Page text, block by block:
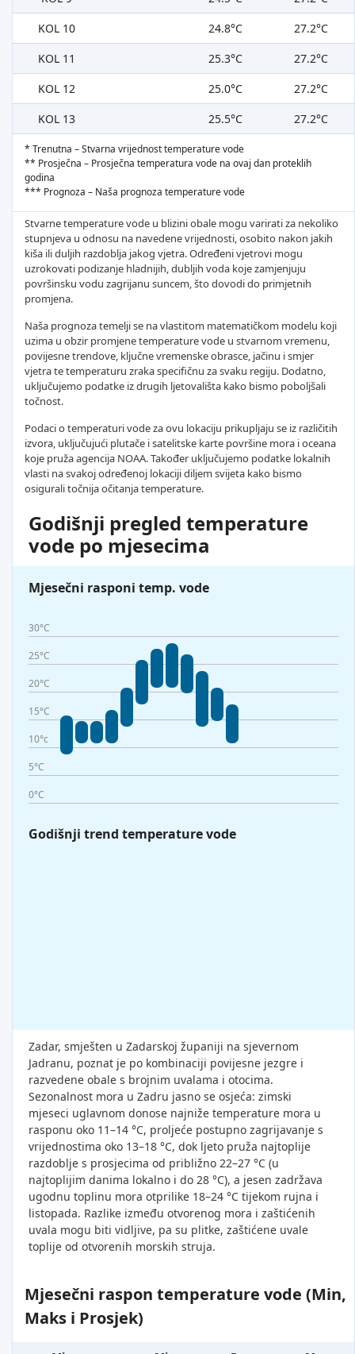
KOL 10
24.8°C
27.2°C
KOL 11
25.3°C
27.2°C
KOL 12
25.0°C
27.2°C
KOL 13
25.5°C 27.2°C
* Trenutna – Stvarna vrijednost temperature vode
** Prosječna – Prosječna temperatura vode na ovaj dan proteklih
godina
*** Prognoza – Naša prognoza temperature vode
Stvarne temperature vode u blizini obale mogu varirati za nekoliko
stupnjeva u odnosu na navedene vrijednosti, osobito nakon jakih
kiša ili duljih razdoblja jakog vjetra. Određeni vjetrovi mogu
uzrokovati podizanje hladnijih, dubljih voda koje zamjenjuju
površinsku vodu zagrijanu suncem, što dovodi do primjetnih
promjena.
Naša prognoza temelji se na vlastitom matematičkom modelu koji
uzima u obzir promjene temperature vode u stvarnom vremenu,
povijesne trendove, ključne vremenske obrasce, jačinu i smjer
vjetra te temperaturu zraka specifičnu za svaku regiju. Dodatno,
uključujemo podatke iz drugih ljetovališta kako bismo poboljšali
točnost.
Podaci o temperaturi vode za ovu lokaciju prikupljaju se iz različitih
izvora, uključujući plutače i satelitske karte površine mora i oceana
koje pruža agencija NOAA. Također uključujemo podatke lokalnih
vlasti na svakoj određenoj lokaciji diljem svijeta kako bismo
osigurali točnija očitanja temperature.
Godišnji pregled temperature
vode po mjesecima
Mjesečni rasponi temp. vode
30°C
25°C
20°C
15°C
10°c
5°C
0°C
Godišnji trend temperature vode
Zadar, smješten u Zadarskoj županiji na sjevernom
Jadranu, poznat je po kombinaciji povijesne jezgre i
razvedene obale s brojnim uvalama i otocima.
Sezonalnost mora u Zadru jasno se osjeća: zimski
mjeseci uglavnom donose najniže temperature mora u
rasponu oko 11–14 °C, proljeće postupno zagrijavanje s
vrijednostima oko 13–18 °C, dok ljeto pruža najtoplije
razdoblje s prosjecima od približno 22–27 °C (u
najtoplijim danima lokalno i do 28 °C), a jesen zadržava
ugodnu toplinu mora otprilike 18–24 °C tijekom rujna i
listopada. Razlike između otvorenog mora i zaštićenih
uvala mogu biti vidljive, pa su plitke, zaštićene uvale
toplije od otvorenih morskih struja.
Mjesečni raspon temperature vode (Min,
Maks i Prosjek)